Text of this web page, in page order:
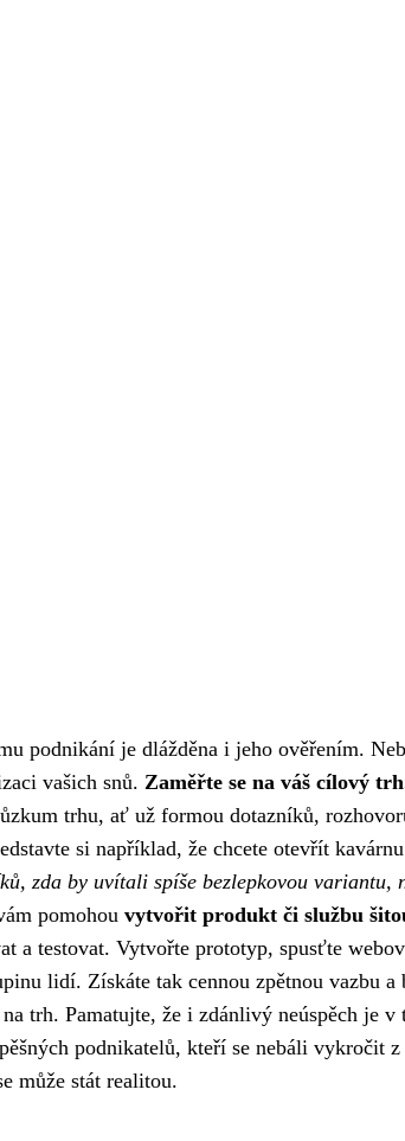
podnikání je dlážděna i jeho ověřením.
vašich snů. Zaměřte se na váš cílový
trhu, ať už formou dotazníků,
si například, že chcete otevřít
zda by uvítali spíše bezlepkovou variantu,
pomohou vytvořit produkt či službu
a testovat. Vytvořte prototyp, spusťte
lidí. Získáte tak cennou zpětnou vazbu a
trh. Pamatujte, že i zdánlivý neúspěch je v
podnikatelů, kteří se nebáli vykročit
může stát realitou.